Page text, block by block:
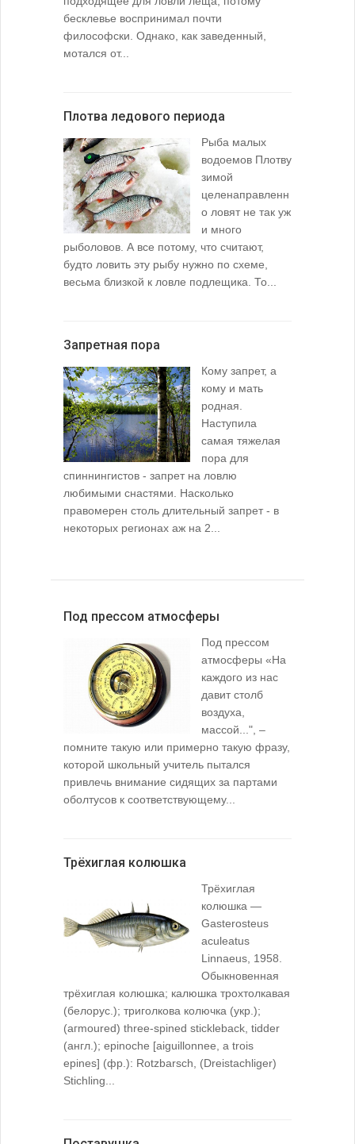
бесклевье воспринимал почти
философски. Однако, как заведенный,
мотался от...
Плотва ледового периода
Рыба малых
водоемов Плотву
зимой
целенаправленн
о ловят не так уж
и много
рыболовов. А все потому, что считают,
будто ловить эту рыбу нужно по схеме,
весьма близкой к ловле подлещика. То...
Запретная пора
Кому запрет, а
кому и мать
родная.
Наступила
самая тяжелая
пора для
спиннингистов - запрет на ловлю
любимыми снастями. Насколько
правомерен столь длительный запрет - в
некоторых регионах аж на 2...
Под прессом атмосферы
Под прессом
атмосферы «На
каждого из нас
давит столб
воздуха,
массой...", –
помните такую или примерно такую фразу,
которой школьный учитель пытался
привлечь внимание сидящих за партами
оболтусов к соответствующему...
Трёхиглая колюшка
Трёхиглая
колюшка —
Gasterosteus
aculeatus
Linnaeus, 1958.
Обыкновенная
трёхиглая колюшка; калюшка трохтолкавая
(белорус.); триголкова колючка (укр.);
(агmoured) three-spined stickleback, tidder
(англ.); epinoche [aiguillonnee, a trois
epines] (фр.): Rotzbarsch, (Dreistachliger)
Stichling...